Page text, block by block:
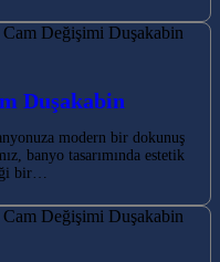
Duşakabin
modern bir dokunuş
banyo tasarımında estetik
bir…